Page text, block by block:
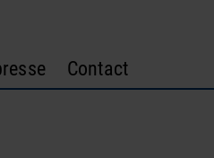
Contact